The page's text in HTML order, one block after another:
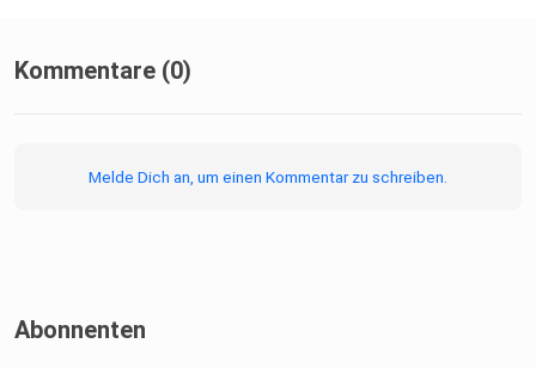
Kommentare (0)
Melde Dich an, um einen Kommentar zu schreiben.
Abonnenten